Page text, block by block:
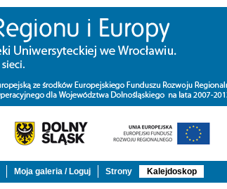
Moja galeria / Loguj Strony Kalejdoskop